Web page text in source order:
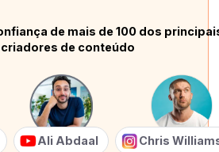
de mais de 100 dos
criadores de conteúdo
Ali Abdaal Chris